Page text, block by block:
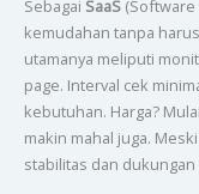
Sebagai SaaS(Software
kemudahan tanpa
utamanya meliputi
page. Interval cek
kebutuhan. Harga?
makin mahal juga.
stabilitas dan dukungan